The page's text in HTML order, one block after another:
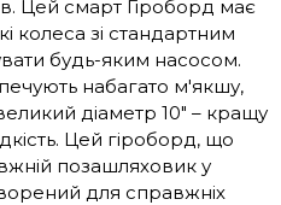
Цей смарт Гіроборд має
колеса зі стандартним
будь-яким насосом.
набагато м'якшу,
діаметр 10" – кращу
Цей гіроборд, що
позашляховик у
для справжніх